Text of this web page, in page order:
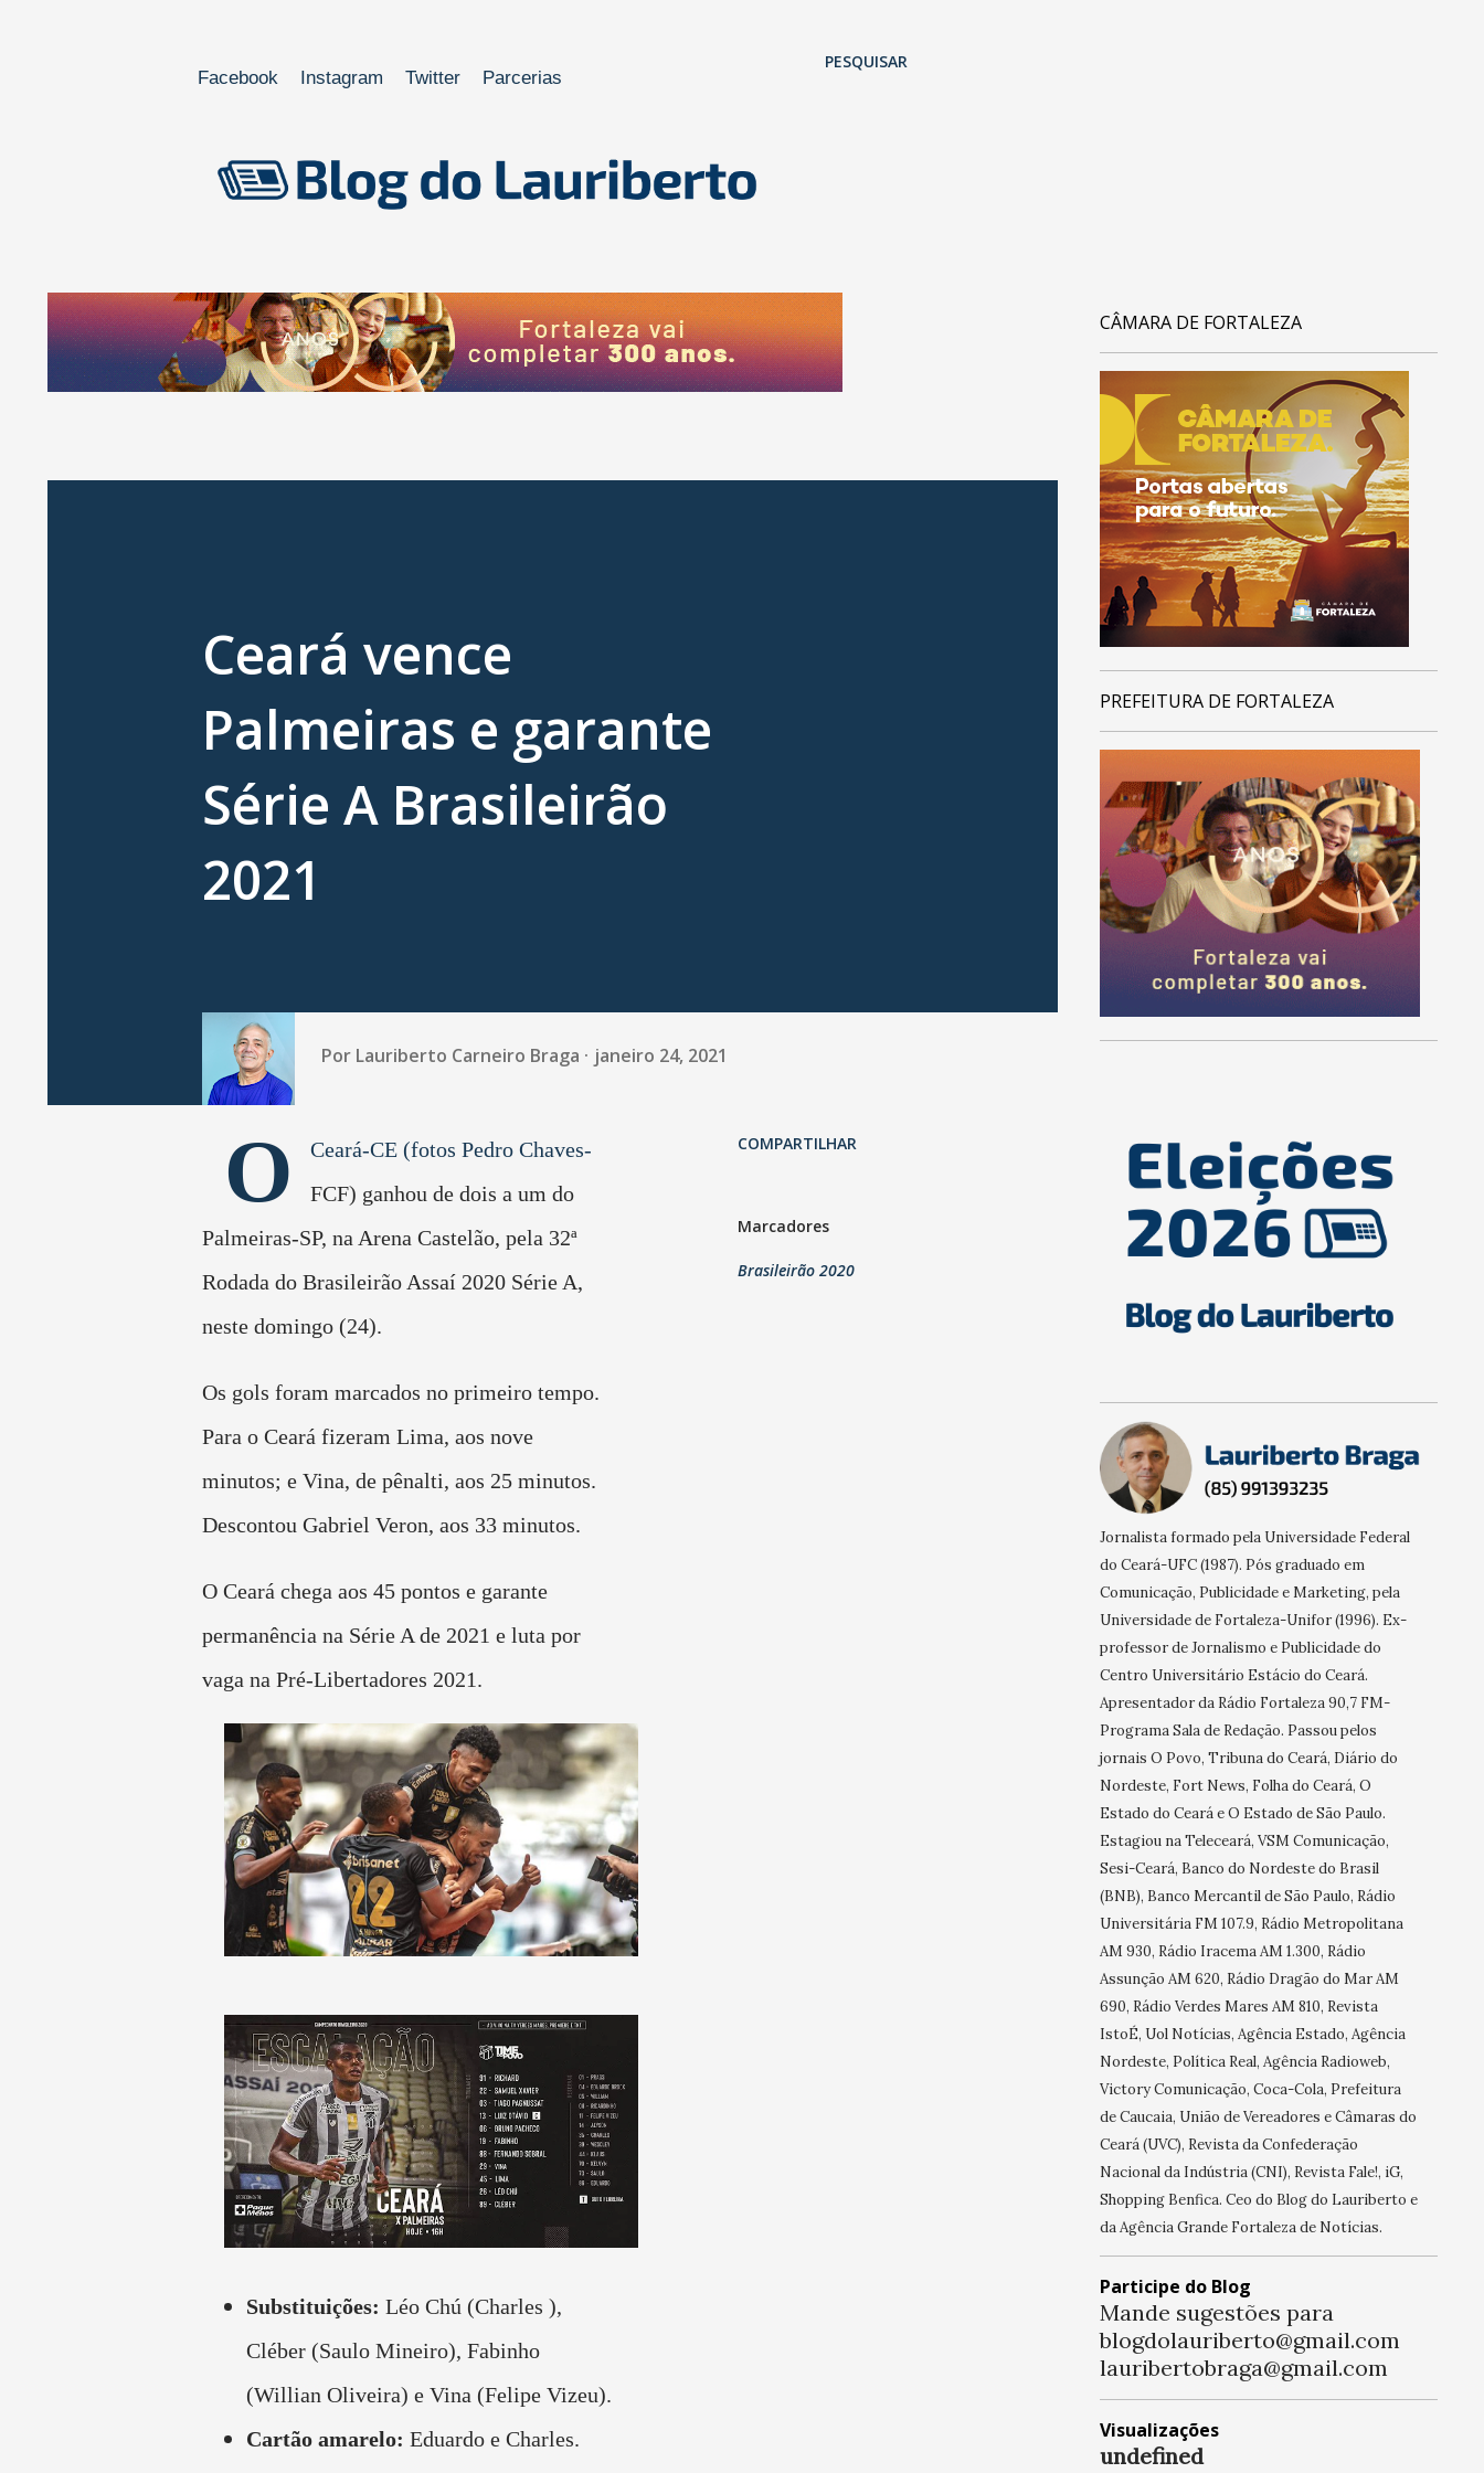
Facebook Instagram Twitter Parcerias
PESQUISAR
Ceará vence
Palmeiras e garante
Série A Brasileirão
2021
Por Lauriberto Carneiro Braga janeiro 24, 2021
O
Ceará-CE (fotos Pedro Chaves-
FCF) ganhou de dois a um do
Palmeiras-SP, na Arena Castelão, pela 32ª
Rodada do Brasileirão Assaí 2020 Série A,
neste domingo (24).
Os gols foram marcados no primeiro tempo.
Para o Ceará fizeram Lima, aos nove
minutos; e Vina, de pênalti, aos 25 minutos.
Descontou Gabriel Veron, aos 33 minutos.
O Ceará chega aos 45 pontos e garante
permanência na Série A de 2021 e luta por
vaga na Pré-Libertadores 2021.
Substituições: Léo Chú (Charles ),
Cléber (Saulo Mineiro), Fabinho
(Willian Oliveira) e Vina (Felipe Vizeu).
Cartão amarelo: Eduardo e Charles.
COMPARTILHAR
Marcadores
Brasileirão 2020
CÂMARA DE FORTALEZA
PREFEITURA DE FORTALEZA
Jornalista formado pela Universidade Federal
do Ceará-UFC (1987). Pós graduado em
Comunicação, Publicidade e Marketing, pela
Universidade de Fortaleza-Unifor (1996). Ex-
professor de Jornalismo e Publicidade do
Centro Universitário Estácio do Ceará.
Apresentador da Rádio Fortaleza 90,7 FM-
Programa Sala de Redação. Passou pelos
jornais O Povo, Tribuna do Ceará, Diário do
Nordeste, Fort News, Folha do Ceará, O
Estado do Ceará e O Estado de São Paulo.
Estagiou na Teleceará, VSM Comunicação,
Sesi-Ceará, Banco do Nordeste do Brasil
(BNB), Banco Mercantil de São Paulo, Rádio
Universitária FM 107.9, Rádio Metropolitana
AM 930, Rádio Iracema AM 1.300, Rádio
Assunção AM 620, Rádio Dragão do Mar AM
690, Rádio Verdes Mares AM 810, Revista
IstoÉ, Uol Notícias, Agência Estado, Agência
Nordeste, Política Real, Agência Radioweb,
Victory Comunicação, Coca-Cola, Prefeitura
de Caucaia, União de Vereadores e Câmaras do
Ceará (UVC), Revista da Confederação
Nacional da Indústria (CNI), Revista Fale!, iG,
Shopping Benfica. Ceo do Blog do Lauriberto e
da Agência Grande Fortaleza de Notícias.
Participe do Blog
Mande sugestões para
blogdolauriberto@gmail.com
lauribertobraga@gmail.com
Visualizações
undefned